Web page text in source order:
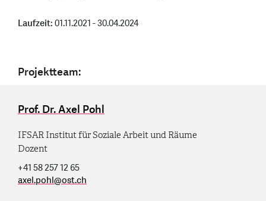
Laufzeit:01.11.2021 - 30.04.2024
Projektteam:
Prof. Dr. Axel Pohl
IFSAR Institut für Soziale Arbeit und Räume
Dozent
+41 58 257 12 65
axel.pohl@ost.ch